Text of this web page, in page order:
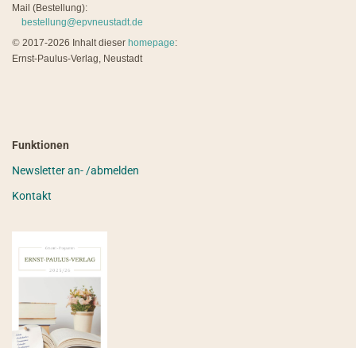
Mail (Bestellung):
bestellung@epvneustadt.de
© 2017-2026 Inhalt dieser homepage:
Ernst-Paulus-Verlag, Neustadt
Funktionen
Newsletter an- /abmelden
Kontakt